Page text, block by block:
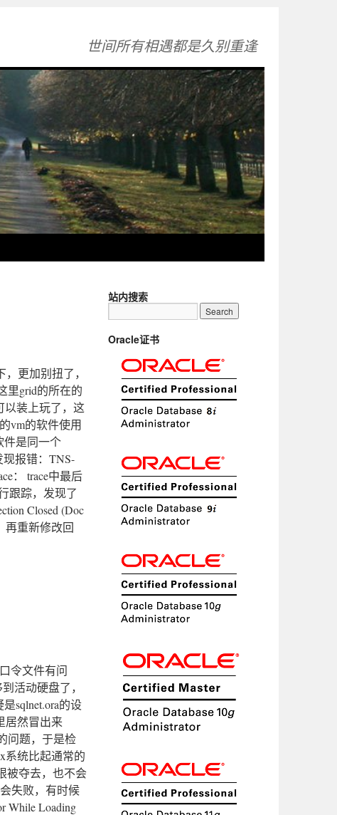
世间所有相遇都是久别重逢
更加别扭了，
里grid的所在的
以装上玩了，这
vm的软件使用
件是同一个
现报错：TNS-
： trace中最后
跟踪，发现了
Closed (Doc
再重新修改回
令文件有问
活动硬盘了，
sqlnet.ora的设
居然冒出来
问题，于是检
系统比起通常的
被夺去，也不会
失败，有时候
While Loading
站内搜索
Oracle证书